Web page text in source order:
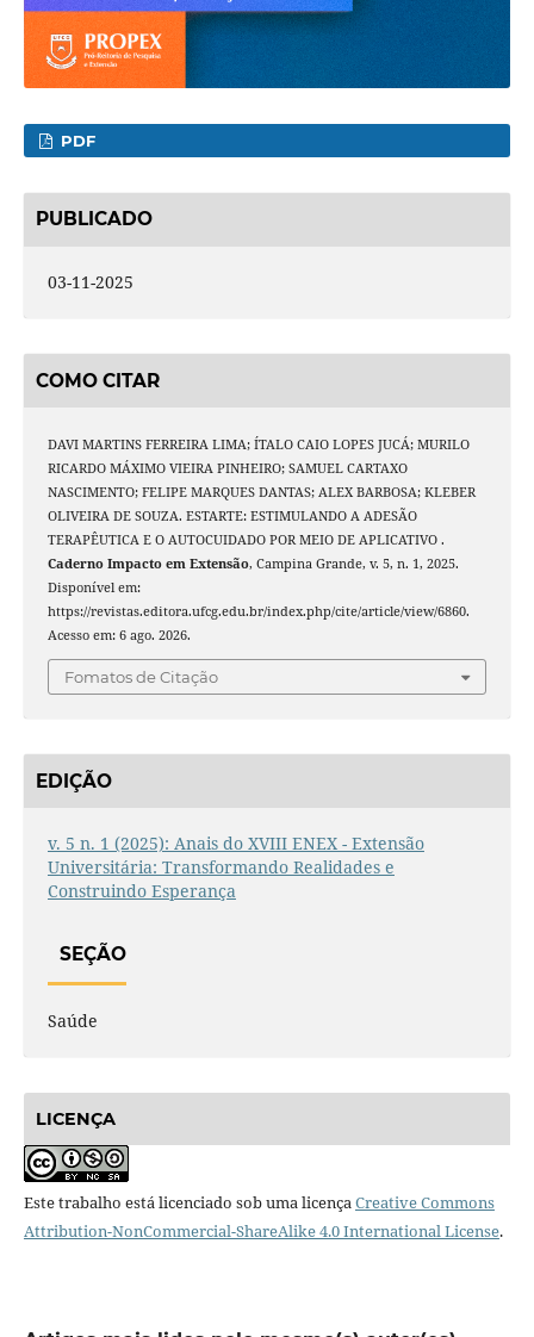
PDF
PUBLICADO
03-11-2025
COMO CITAR
DAVI MARTINS FERREIRA LIMA; ÍTALO CAIO LOPES JUCÁ; MURILO
RICARDO MÁXIMO VIEIRA PINHEIRO; SAMUEL CARTAXO
NASCIMENTO; FELIPE MARQUES DANTAS; ALEX BARBOSA; KLEBER
OLIVEIRA DE SOUZA. ESTARTE: ESTIMULANDO A ADESÃO
TERAPÊUTICA E O AUTOCUIDADO POR MEIO DE APLICATIVO .
Caderno Impacto em Extensão, Campina Grande, v. 5, n. 1, 2025.
Disponível em:
https://revistas.editora.ufcg.edu.br/index.php/cite/article/view/6860.
Acesso em: 6 ago. 2026.
Fomatos de Citação
EDIÇÃO
v. 5 n. 1 (2025): Anais do XVIII ENEX - Extensão
Universitária: Transformando Realidades e
Construindo Esperança
SEÇÃO
Saúde
LICENÇA
Este trabalho está licenciado sob uma licençaCreative Commons
Attribution-NonCommercial-ShareAlike 4.0 International License.